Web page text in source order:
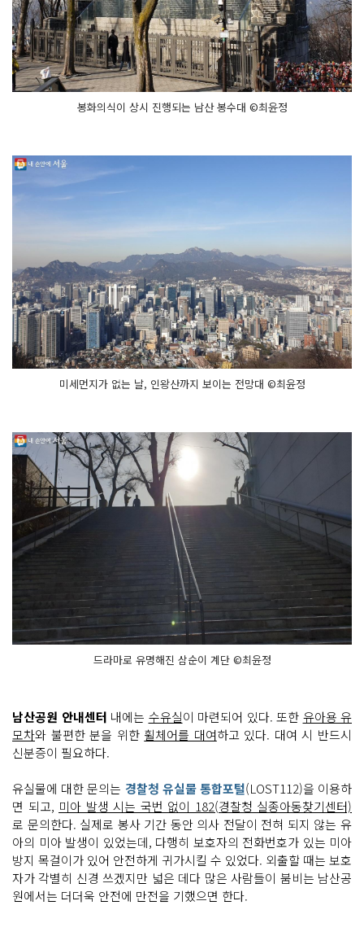
봉화의식이 상시 진행되는 남산 봉수대 ©최윤정
미세먼지가 없는 날, 인왕산까지 보이는 전망대 ©최윤정
드라마로 유명해진 삼순이 계단 ©최윤정
남산공원 안내센터 내에는 수유실이 마련되어 있다. 또한 유아용 유
모차와 불편한 분을 위한 휠체어를 대여하고 있다. 대여 시 반드시
신분증이 필요하다.
유실물에 대한 문의는 경찰청 유실물 통합포털(LOST112)을 이용하
면 되고, 미아 발생 시는 국번 없이 182(경찰청 실종아동찾기센터)
로 문의한다. 실제로 봉사 기간 동안 의사 전달이 전혀 되지 않는 유
아의 미아 발생이 있었는데, 다행히 보호자의 전화번호가 있는 미아
방지 목걸이가 있어 안전하게 귀가시킬 수 있었다. 외출할 때는 보호
자가 각별히 신경 쓰겠지만 넓은 데다 많은 사람들이 붐비는 남산공
원에서는 더더욱 안전에 만전을 기했으면 한다.